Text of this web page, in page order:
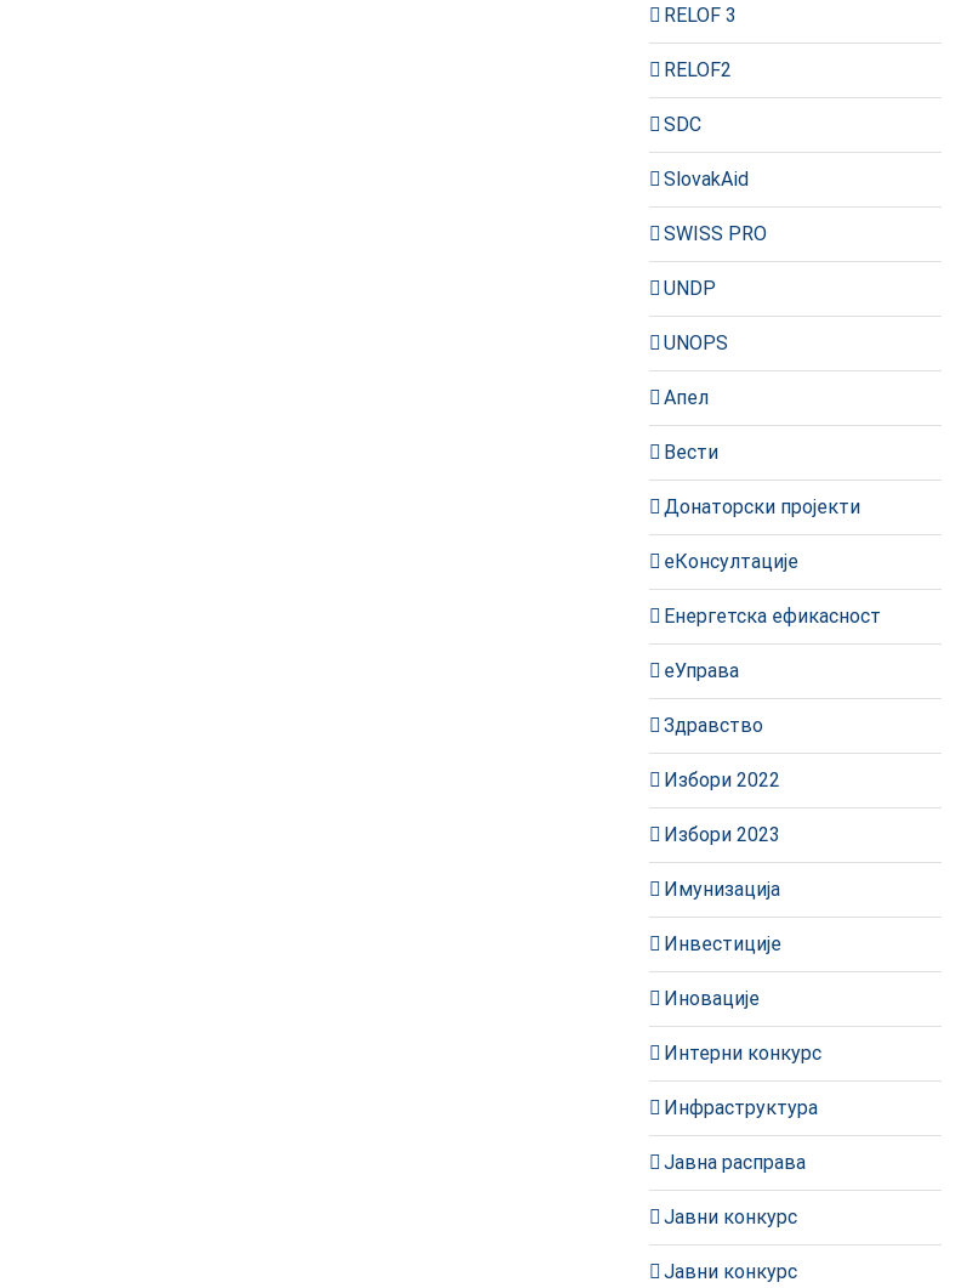
RELOF 3
RELOF2
SDC
SlovakAid
SWISS PRO
UNDP
UNOPS
Апел
Вести
Донаторски пројекти
еКонсултације
Енергетска ефикасност
еУправа
Здравство
Избори 2022
Избори 2023
Имунизација
Инвестиције
Иновације
Интерни конкурс
Инфраструктура
Јавна расправа
Јавни конкурс
Јавни конкурс